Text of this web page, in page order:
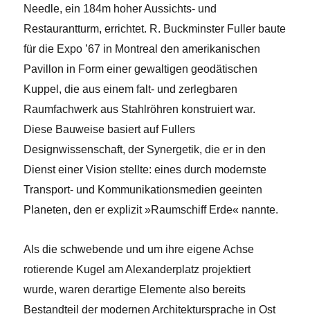
Needle, ein 184m hoher Aussichts- und
Restaurantturm, errichtet. R. Buckminster Fuller baute
für die Expo ’67 in Montreal den amerikanischen
Pavillon in Form einer gewaltigen geodätischen
Kuppel, die aus einem falt- und zerlegbaren
Raumfachwerk aus Stahlröhren konstruiert war.
Diese Bauweise basiert auf Fullers
Designwissenschaft, der Synergetik, die er in den
Dienst einer Vision stellte: eines durch modernste
Transport- und Kommunikationsmedien geeinten
Planeten, den er explizit »Raumschiff Erde« nannte.
Als die schwebende und um ihre eigene Achse
rotierende Kugel am Alexanderplatz projektiert
wurde, waren derartige Elemente also bereits
Bestandteil der modernen Architektursprache in Ost